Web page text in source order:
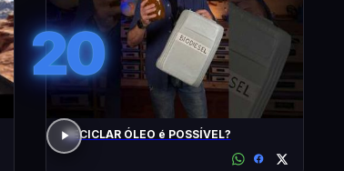
20
RECICLAR ÓLEO é POSSÍVEL?